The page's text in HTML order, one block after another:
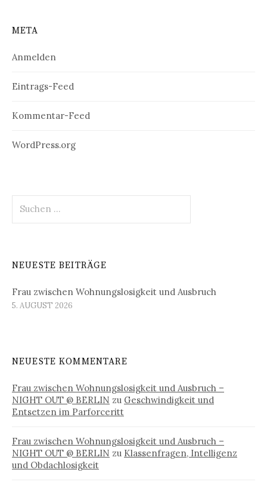
META
Anmelden
Eintrags-Feed
Kommentar-Feed
WordPress.org
nach:
NEUESTE BEITRÄGE
Frau zwischen Wohnungslosigkeit und Ausbruch
5. AUGUST 2026
NEUESTE KOMMENTARE
Frau zwischen Wohnungslosigkeit und Ausbruch –
NIGHT OUT @ BERLIN zu Geschwindigkeit und
Entsetzen im Parforceritt
Frau zwischen Wohnungslosigkeit und Ausbruch –
NIGHT OUT @ BERLIN zu Klassenfragen, Intelligenz
und Obdachlosigkeit